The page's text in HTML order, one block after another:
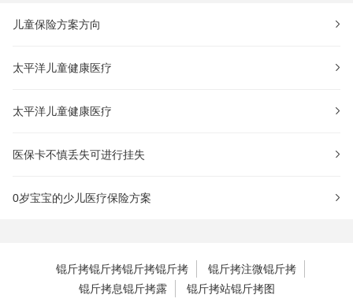
儿童保险方案方向
太平洋儿童健康医疗
太平洋儿童健康医疗
医保卡不慎丢失可进行挂失
0岁宝宝的少儿医疗保险方案
锟斤拷锟斤拷锟斤拷锟斤拷
锟斤拷注微锟斤拷
锟斤拷息锟斤拷露
锟斤拷站锟斤拷图